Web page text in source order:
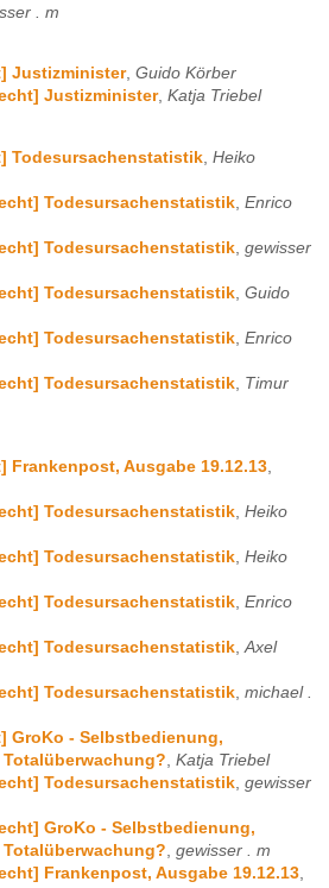
. m
Justizminister, Guido Körber
Justizminister, Katja Triebel
Todesursachenstatistik Heiko
Todesursachenstatistik Enrico
Todesursachenstatistik gewisser
Todesursachenstatistik Guido
Todesursachenstatistik Enrico
Todesursachenstatistik Timur
Frankenpost, Ausgabe 19.12.13,
Todesursachenstatistik, Heiko
Todesursachenstatistik, Heiko
Todesursachenstatistik, Enrico
Todesursachenstatistik,Axel
Todesursachenstatistik, michael .
GroKo - Selbstbedienung,
Totalüberwachung?, Katja Triebel
Todesursachenstatistik, gewisser
GroKo - Selbstbedienung,
Totalüberwachung?, gewisser . m
Frankenpost, Ausgabe 19.12.13,